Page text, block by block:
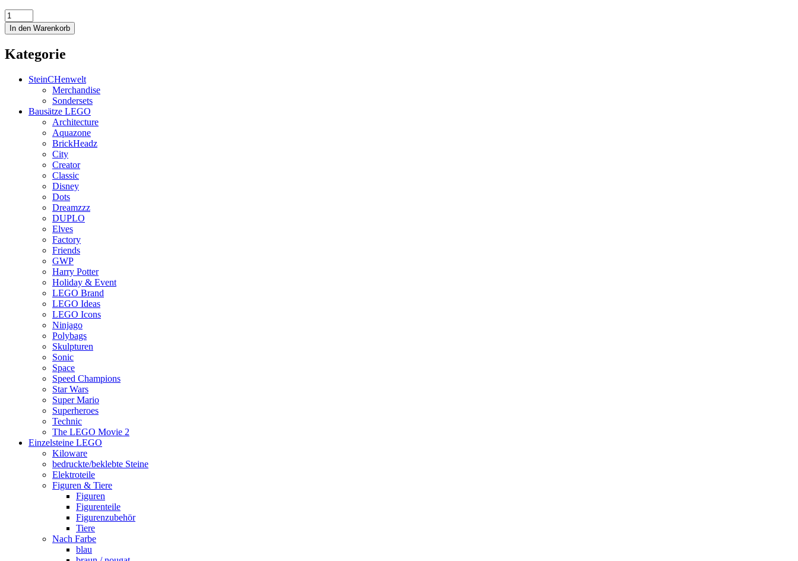
In den Warenkorb
Kategorie
SteinCHenwelt
Merchandise
Sondersets
Bausätze LEGO
Architecture
Aquazone
BrickHeadz
City
Creator
Classic
Disney
Dots
Dreamzzz
DUPLO
Elves
Factory
Friends
GWP
Harry Potter
Holiday & Event
LEGO Brand
LEGO Ideas
LEGO Icons
Ninjago
Polybags
Skulpturen
Sonic
Space
Speed Champions
Star Wars
Super Mario
Superheroes
Technic
The LEGO Movie 2
Einzelsteine LEGO
Kiloware
bedruckte/beklebte Steine
Elektroteile
Figuren & Tiere
Figuren
Figurenteile
Figurenzubehör
Tiere
Nach Farbe
blau